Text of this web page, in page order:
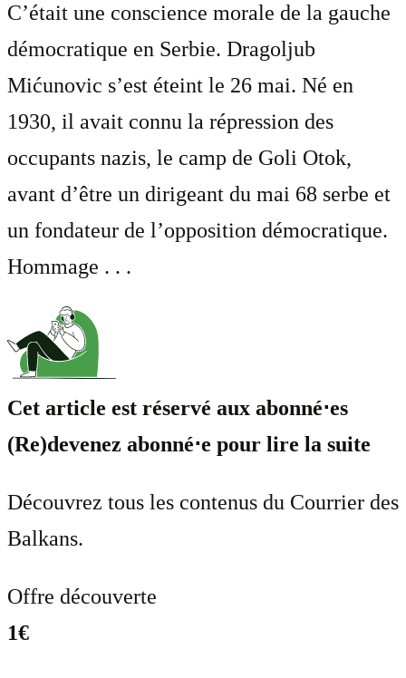
C’était une conscience morale de la gauche
démocratique en Serbie. Dragoljub
Mićunovic s’est éteint le 26 mai. Né en
1930, il avait connu la répression des
occupants nazis, le camp de Goli Otok,
avant d’être un dirigeant du mai 68 serbe et
un fondateur de l’opposition démocratique.
Hommage . . .
Cet article est réservé aux abonné⋅es
(Re)devenez abonné⋅e pour lire la suite
Découvrez tous les contenus du Courrier des
Balkans.
Offre découverte
1€